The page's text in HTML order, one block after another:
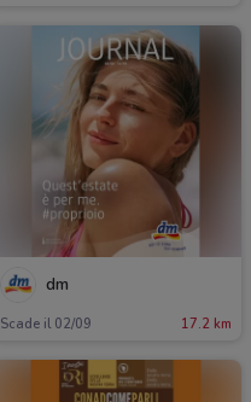
dm
Scade il 02/09 17.2 km